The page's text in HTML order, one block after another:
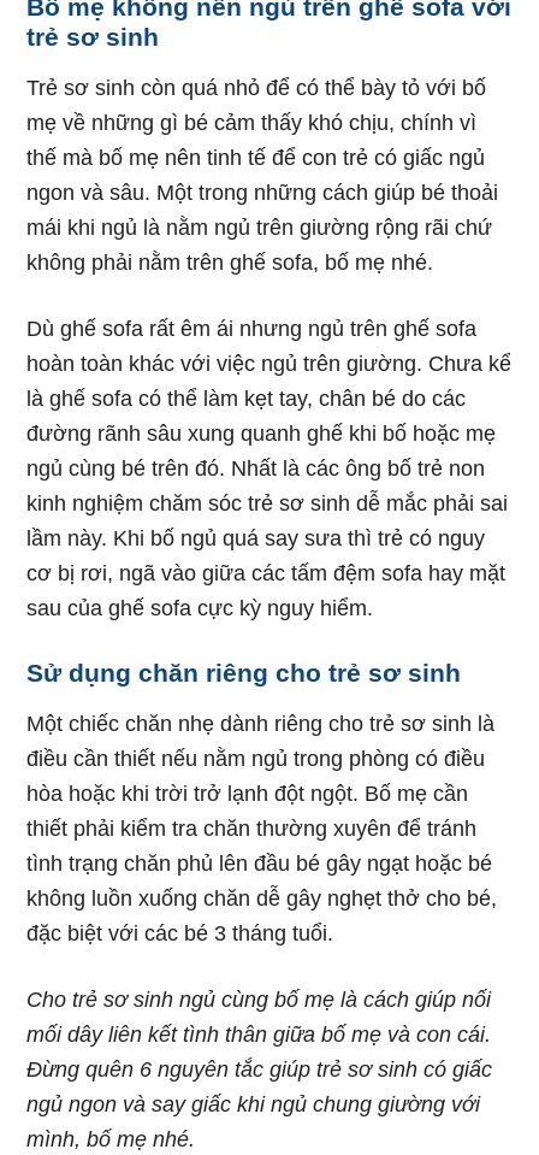
Bố mẹ không nên ngủ trên ghế sofa với
trẻ sơ sinh
Trẻ sơ sinh còn quá nhỏ để có thể bày tỏ với bố
mẹ về những gì bé cảm thấy khó chịu, chính vì
thế mà bố mẹ nên tinh tế để con trẻ có giấc ngủ
ngon và sâu. Một trong những cách giúp bé thoải
mái khi ngủ là nằm ngủ trên giường rộng rãi chứ
không phải nằm trên ghế sofa, bố mẹ nhé.
Dù ghế sofa rất êm ái nhưng ngủ trên ghế sofa
hoàn toàn khác với việc ngủ trên giường. Chưa kể
là ghế sofa có thể làm kẹt tay, chân bé do các
đường rãnh sâu xung quanh ghế khi bố hoặc mẹ
ngủ cùng bé trên đó. Nhất là các ông bố trẻ non
kinh nghiệm chăm sóc trẻ sơ sinh dễ mắc phải sai
lầm này. Khi bố ngủ quá say sưa thì trẻ có nguy
cơ bị rơi, ngã vào giữa các tấm đệm sofa hay mặt
sau của ghế sofa cực kỳ nguy hiểm.
Sử dụng chăn riêng cho trẻ sơ sinh
Một chiếc chăn nhẹ dành riêng cho trẻ sơ sinh là
điều cần thiết nếu nằm ngủ trong phòng có điều
hòa hoặc khi trời trở lạnh đột ngột. Bố mẹ cần
thiết phải kiểm tra chăn thường xuyên để tránh
tình trạng chăn phủ lên đầu bé gây ngạt hoặc bé
không luồn xuống chăn dễ gây nghẹt thở cho bé,
đặc biệt với các bé 3 tháng tuổi.
Cho trẻ sơ sinh ngủ cùng bố mẹ là cách giúp nối
mối dây liên kết tình thân giữa bố mẹ và con cái.
Đừng quên 6 nguyên tắc giúp trẻ sơ sinh có giấc
ngủ ngon và say giấc khi ngủ chung giường với
mình, bố mẹ nhé.